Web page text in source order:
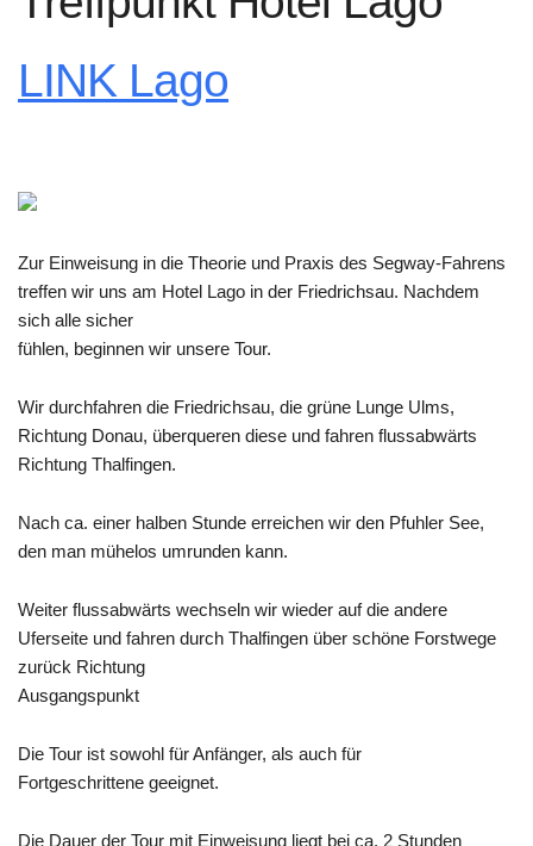
LINK Lago
Zur Einweisung in die Theorie und Praxis des Segway-Fahrens
treffen wir uns am Hotel Lago in der Friedrichsau. Nachdem
sich alle sicher
fühlen, beginnen wir unsere Tour.
Wir durchfahren die Friedrichsau, die grüne Lunge Ulms,
Richtung Donau, überqueren diese und fahren flussabwärts
Richtung Thalfingen.
Nach ca. einer halben Stunde erreichen wir den Pfuhler See,
den man mühelos umrunden kann.
Weiter flussabwärts wechseln wir wieder auf die andere
Uferseite und fahren durch Thalfingen über schöne Forstwege
zurück Richtung
Ausgangspunkt
Die Tour ist sowohl für Anfänger, als auch für
Fortgeschrittene geeignet.
Die Dauer der Tour mit Einweisung liegt bei ca. 2 Stunden